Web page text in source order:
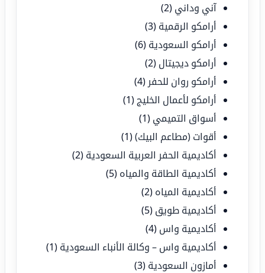
آني وداني (2)
أرامكو الرقمية (3)
أرامكو السعودية (6)
أرامكو ديجيتال (2)
أرامكو روان للحفر (4)
أرامكو لأعمال الخليج (1)
أسواق التميمي (1)
أقوات (مطاعم البيك)(1)
أكاديمية الحفر العربية السعودية (2)
أكاديمية الطاقة والمياه (5)
أكاديمية المياه (2)
أكاديمية طويق (5)
أكاديمية واس (4)
أكاديمية واس – وكالة الأنباء السعودية (1)
أمازون السعودية (3)